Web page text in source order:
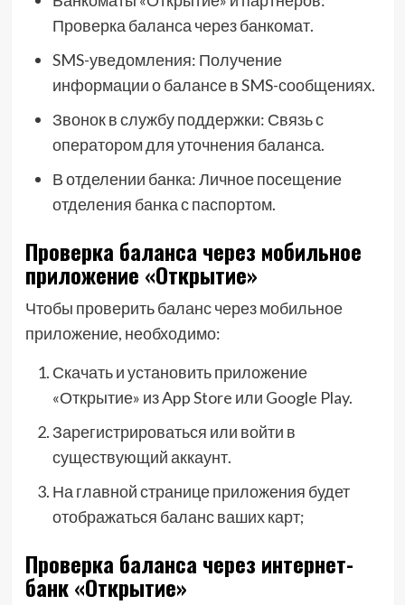
Проверка баланса через банкомат.
SMS-уведомления: Получение
информации о балансе в SMS-сообщениях.
Звонок в службу поддержки: Связь с
оператором для уточнения баланса.
В отделении банка: Личное посещение
отделения банка с паспортом.
Проверка баланса через мобильное
приложение «Открытие»
Чтобы проверить баланс через мобильное
приложение, необходимо:
Скачать и установить приложение
«Открытие» из App Store или Google Play.
Зарегистрироваться или войти в
существующий аккаунт.
На главной странице приложения будет
отображаться баланс ваших карт;
Проверка баланса через интернет-
банк «Открытие»